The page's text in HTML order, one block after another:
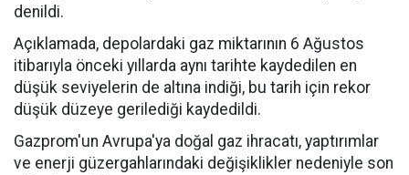
denildi.
Açıklamada, depolardaki gaz miktarının 6 Ağustos
itibarıyla önceki yıllarda aynı tarihte kaydedilen en
düşük seviyelerin de altına indiği, bu tarih için rekor
düşük düzeye gerilediği kaydedildi.
Gazprom'un Avrupa'ya doğal gaz ihracatı, yaptırımlar
ve enerji güzergahlarındaki değişiklikler nedeniyle son